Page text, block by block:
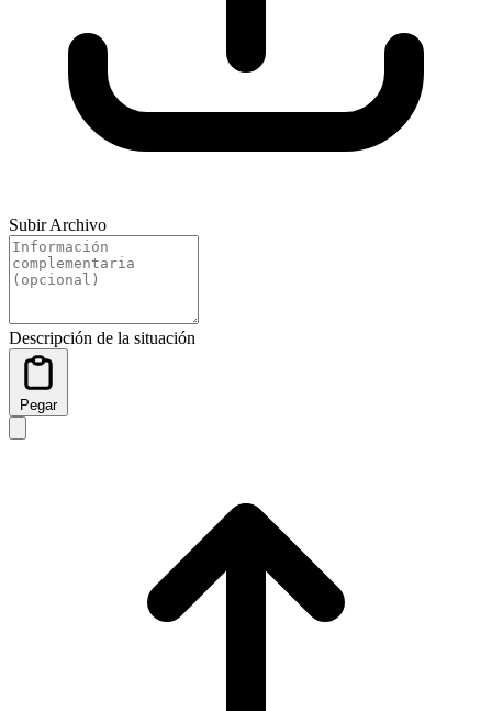
Subir Archivo
Descripción de la situación
Pegar